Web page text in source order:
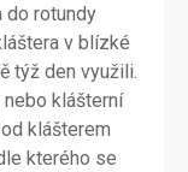
do rotundy
v blízké
týž den využili.
klášterní
klášterem
kterého se